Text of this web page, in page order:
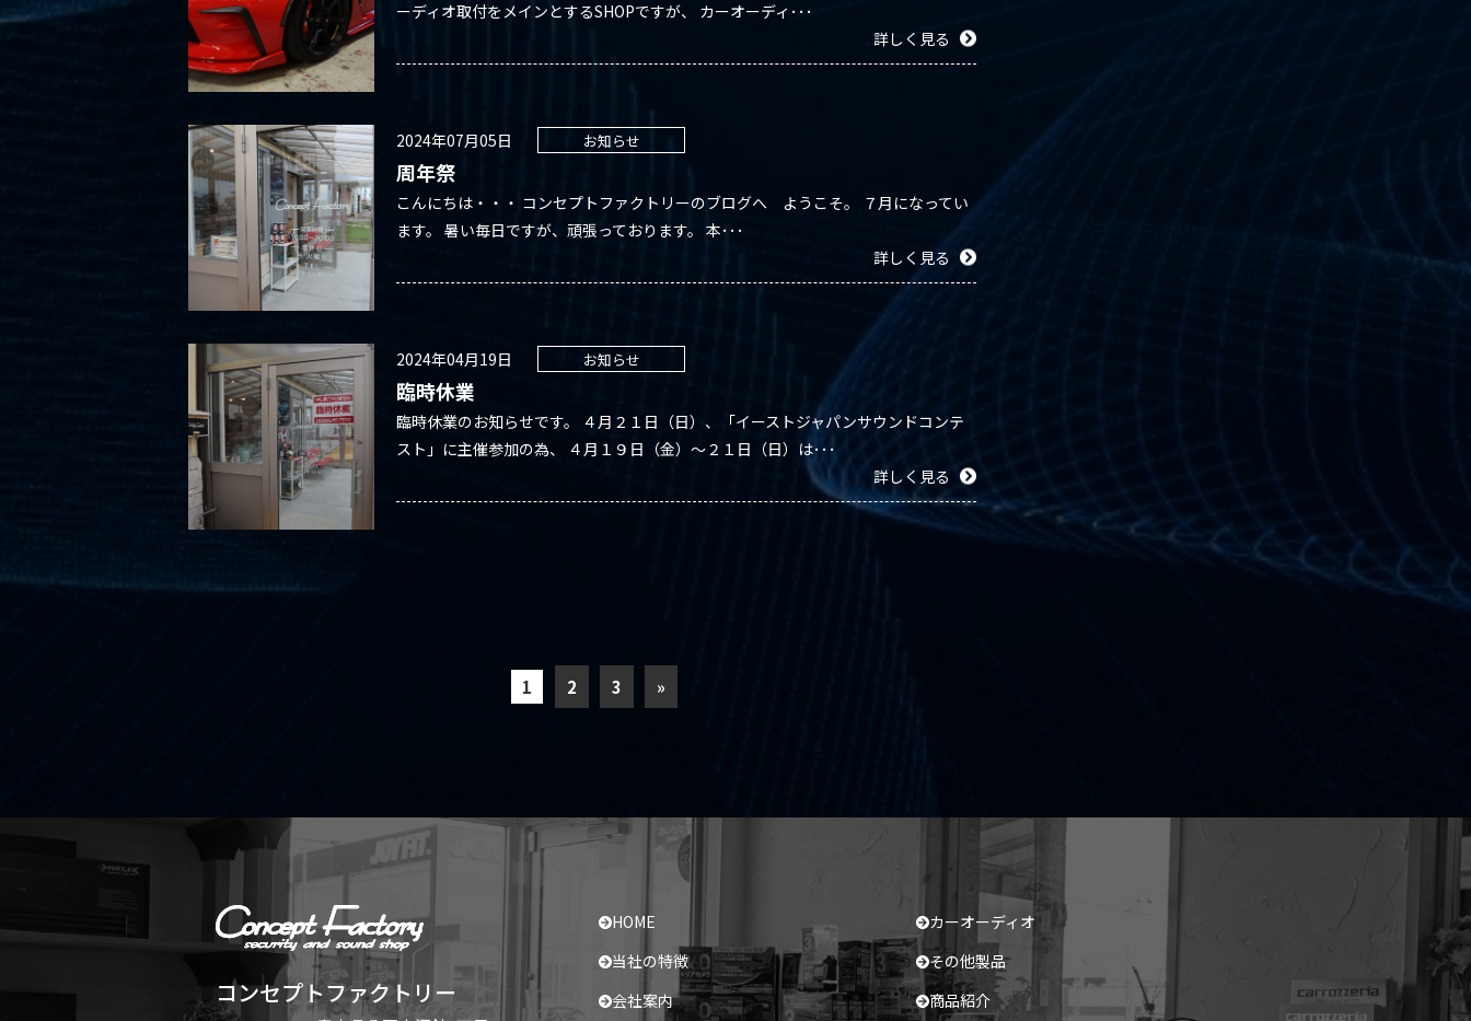
ーディオ取付をメインとするSHOPですが、 カーオーディ･･･
詳しく見る
2024年07月05日 お知らせ
周年祭
こんにちは・・・ コンセプトファクトリーのブログへ ようこそ。 ７月になってい
ます。 暑い毎日ですが、頑張っております。 本･･･
詳しく見る
2024年04月19日 お知らせ
臨時休業
臨時休業のお知らせです。 ４月２１日（日）、「イーストジャパンサウンドコンテ
スト」に主催参加の為、 ４月１９日（金）～２１日（日）は･･･
詳しく見る
1 2 3 »
コンセプトファクトリー
HOME
当社の特徴
会社案内
カーオーディオ
その他製品
商品紹介